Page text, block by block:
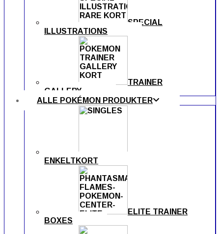
SPECIAL
ILLUSTRATIONS
TRAINER
GALLERY
ALLE POKÉMON PRODUKTER
ENKELTKORT
ELITE TRAINER
BOXES